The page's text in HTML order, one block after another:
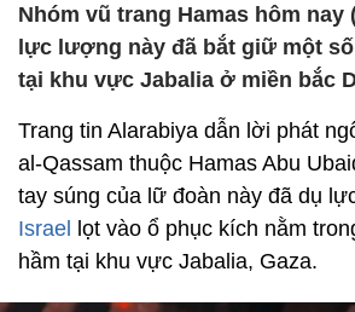
Nhóm vũ trang Hamas hôm nay
lực lượng này đã bắt giữ một
tại khu vực Jabalia ở miền bắc
Trang tin Alarabiya dẫn lời phát
al-Qassam thuộc Hamas Abu
tay súng của lữ đoàn này đã dụ
Israel
lọt vào ổ phục kích nằm
hầm tại khu vực Jabalia, Gaza.